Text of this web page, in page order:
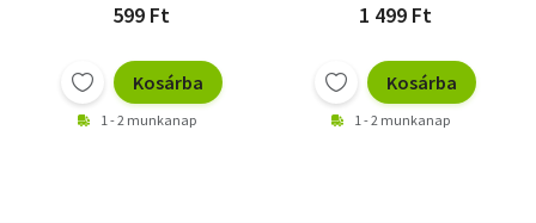
599 Ft
Kosárba
1 - 2 munkanap
1 499 Ft
Kosárba
1 - 2 munkanap